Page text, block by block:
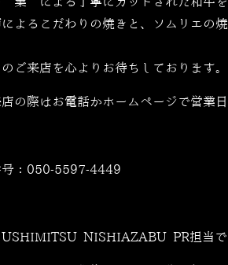
よるこだわりの焼きと、ソムリエの
ご来店を心よりお待ちしております。
の際はお電話かホームページで営業
： 050-5597-4449
USHIMITSU NISHIAZABU PR担当で